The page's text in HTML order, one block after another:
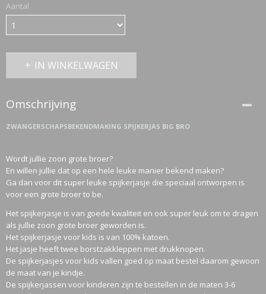
Aantal
IN WINKELWAGEN
Omschrijving
ZWANGERSCHAPSBEKENDMAKING SPIJKERJAS BIG BRO
Wordt jullie zoon grote broer?
En willen jullie dat op een hele leuke manier bekend maken?
Ga dan voor dit super leuke spijkerjasje die speciaal ontworpen is
voor een grote broer to be.
Het spijkerjasje is van goede kwaliteit en ook super leuk om te dragen
als jullie zoon grote broer geworden is.
Het spijkerjasje voor kids is van 100% katoen.
Het jasje heeft twee borstzakkleppen met drukknopen.
De spijkerjasjes voor kids vallen goed op maat bestel daarom gewoon
de maat van je kindje.
De spijkerjassen voor kinderen zijn te bestellen in de maten 3-6